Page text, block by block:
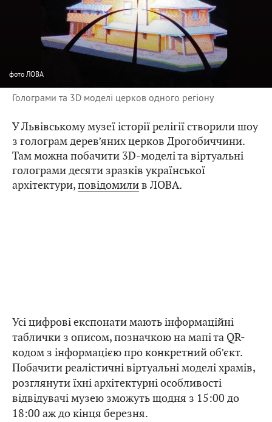
фото ЛОВА
Голограми та 3D моделі церков одного регіону
У Львівському музеї історії релігії створили шоу
з голограм дерев’яних церков Дрогобиччини.
Там можна побачити 3D-моделі та віртуальні
голограми десяти зразків української
архітектури,повідомилив ЛОВА.
Усі цифрові експонати мають інформаційні
таблички з описом, позначкою на мапі та QR-
кодом з інформацією про конкретний об’єкт.
Побачити реалістичні віртуальні моделі храмів,
розглянути їхні архітектурні особливості
відвідувачі музею зможуть щодня з 15:00 до
18:00 аж до кінця березня.